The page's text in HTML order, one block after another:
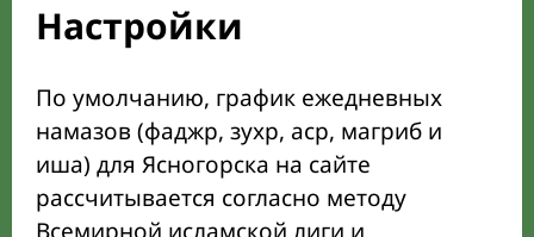
Настройки
По умолчанию, график ежедневных
намазов (фаджр, зухр, аср, магриб и
иша) для Ясногорска на сайте
рассчитывается согласно методу